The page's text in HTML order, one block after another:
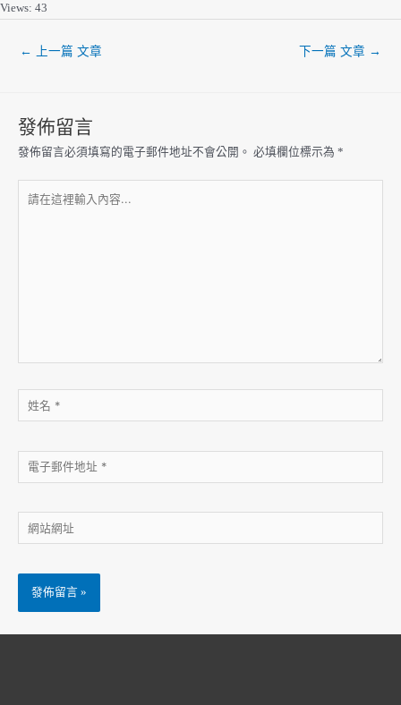
Views: 43
← 上一篇 文章 下一篇 文章 →
發佈留言
發佈留言必須填寫的電子郵件地址不會公開。 必填欄位標示為 *